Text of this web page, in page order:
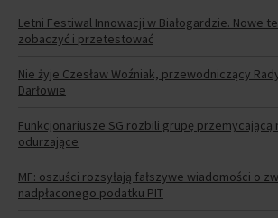
Letni Festiwal Innowacji w Białogardzie. Nowe
zobaczyć i przetestować
Nie żyje Czesław Woźniak, przewodniczący
Darłowie
Funkcjonariusze SG rozbili grupę przemycającą
odurzające
MF: oszuści rozsyłają fałszywe wiadomości o
nadpłaconego podatku PIT